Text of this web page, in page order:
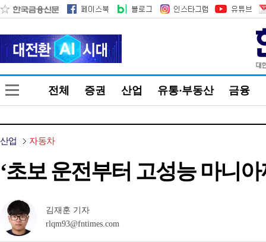
전체 증권 산업 유통·부동산 금융
산업 자동차
‘초보 운전부터 고성능 마니
김재훈 기자
rlqm93@fntimes.com